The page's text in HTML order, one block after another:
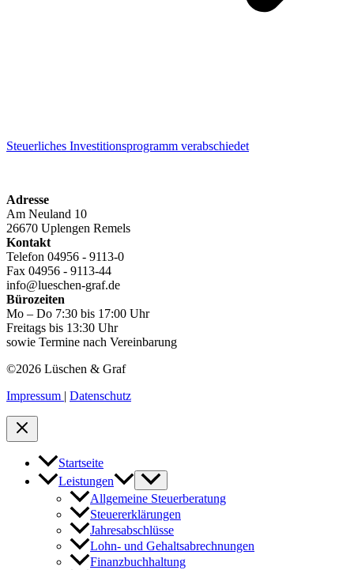
Steuerliches Investitionsprogramm verabschiedet
Adresse
Am Neuland 10
26670 Uplengen Remels
Kontakt
Telefon 04956 - 9113-0
Fax 04956 - 9113-44
info@lueschen-graf.de
Bürozeiten
Mo – Do 7:30 bis 17:00 Uhr
Freitags bis 13:30 Uhr
sowie Termine nach Vereinbarung
©2026 Lüschen & Graf
Impressum | Datenschutz
Startseite
Leistungen
Allgemeine Steuerberatung
Steuererklärungen
Jahresabschlüsse
Lohn- und Gehaltsabrechnungen
Finanzbuchhaltung